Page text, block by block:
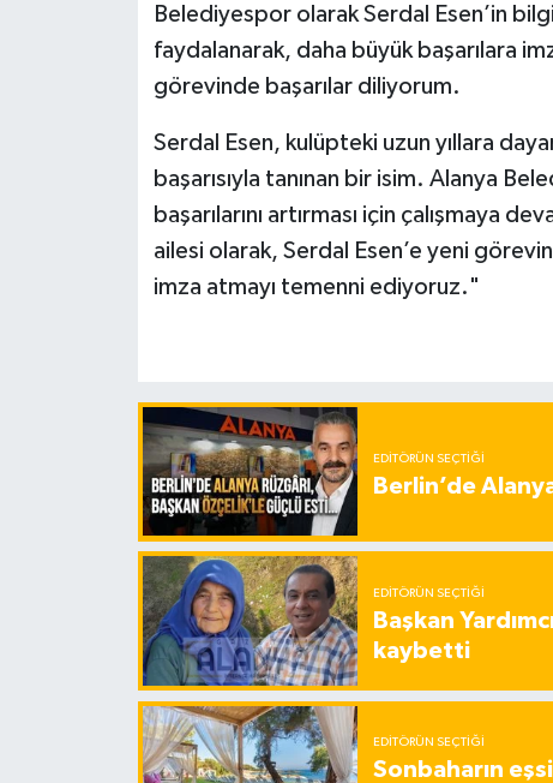
Belediyespor olarak Serdal Esen’in
faydalanarak, daha büyük başarılara
görevinde başarılar diliyorum.
Serdal Esen, kulüpteki uzun yıllara
başarısıyla tanınan bir isim. Alanya
başarılarını artırması için çalışmaya
ailesi olarak, Serdal Esen’e yeni
imza atmayı temenni ediyoruz."
EDITÖRÜN SEÇTIĞI
Berlin’de
EDITÖRÜN SEÇTIĞI
Başkan
kaybetti
EDITÖRÜN SEÇTIĞI
Sonbaharın